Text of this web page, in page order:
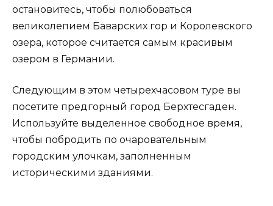
остановитесь, чтобы полюбоваться
великолепием Баварских гор и Королевского
озера, которое считается самым красивым
озером в Германии.
Следующим в этом четырехчасовом туре вы
посетите предгорный город Берхтесгаден.
Используйте выделенное свободное время,
чтобы побродить по очаровательным
городским улочкам, заполненным
историческими зданиями.